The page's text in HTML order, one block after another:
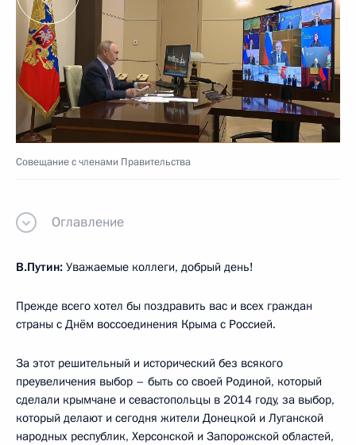
Совещание с членами Правительства
Оглавление
В.Путин: Уважаемые коллеги, добрый день!
Прежде всего хотел бы поздравить вас и всех граждан
страны с Днём воссоединения Крыма с Россией.
За этот решительный и исторический без всякого
преувеличения выбор – быть со своей Родиной, который
сделали крымчане и севастопольцы в 2014 году, за выбор,
который делают и сегодня жители Донецкой и Луганской
народных республик, Херсонской и Запорожской областей,